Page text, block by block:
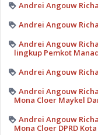
Andrei Angouw
Andrei Angouw
Andrei Angouw
lingkup Pemkot
Andrei Angouw
Andrei Angouw
Mona Cloer Maykel
Andrei Angouw
Mona Cloer DPRD